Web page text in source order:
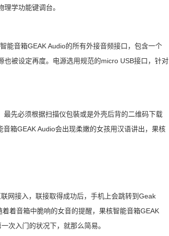
学功能键调台。
能音箱GEAK Audio的所有外接音频接口，包含一个
被设定再度。电源选用规范的micro USB接口，针对
先必须根据扫描仪包裝或是外壳后背的二维码下载
箱GEAK Audio会出现柔嫩的女孩用汉语讲出，果核
网接入，联接取得成功后，手机上会跳转到Geak
着音箱中脆响的女音的提醒，果核智能音箱GEAK
次入门的状况下，就那么简易。